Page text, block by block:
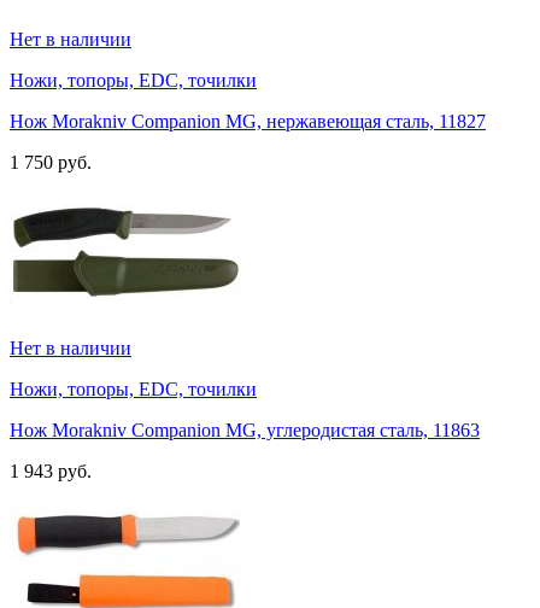
Нет в наличии
Ножи, топоры, EDC, точилки
Нож Morakniv Companion MG, нержавеющая сталь, 11827
1 750 руб.
Нет в наличии
Ножи, топоры, EDC, точилки
Нож Morakniv Companion MG, углеродистая сталь, 11863
1 943 руб.